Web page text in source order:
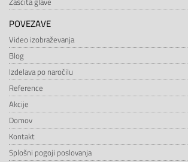
POVEZAVE
Video izobraževanja
Blog
Izdelava po naročilu
Reference
Akcije
Domov
Kontakt
Splošni pogoji poslovanja